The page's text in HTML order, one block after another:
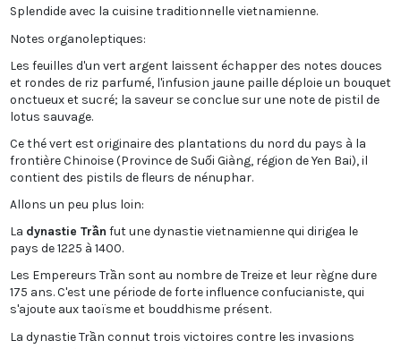
Splendide avec la cuisine traditionnelle vietnamienne.
Notes organoleptiques:
Les feuilles d'un vert argent laissent échapper des notes douces
et rondes de riz parfumé, l'infusion jaune paille déploie un bouquet
onctueux et sucré; la saveur se conclue sur une note de pistil de
lotus sauvage.
Ce thé vert est originaire des plantations du nord du pays à la
frontière Chinoise (Province de Suối Giàng, région de Yen Bai), il
contient des pistils de fleurs de nénuphar.
Allons un peu plus loin:
La dynastie Trần fut une dynastie vietnamienne qui dirigea le
pays de 1225 à 1400.
Les Empereurs Trần sont au nombre de Treize et leur règne dure
175 ans. C'est une période de forte influence confucianiste, qui
s'ajoute aux taoïsme et bouddhisme présent.
La dynastie Trần connut trois victoires contre les invasions